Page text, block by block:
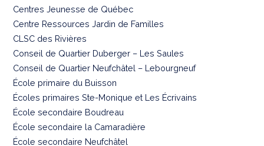
Centres Jeunesse de Québec
Centre Ressources Jardin de Familles
CLSC des Rivières
Conseil de Quartier Duberger – Les Saules
Conseil de Quartier Neufchâtel – Lebourgneuf
École primaire du Buisson
Écoles primaires Ste-Monique et Les Écrivains
École secondaire Boudreau
École secondaire la Camaradière
École secondaire Neufchâtel